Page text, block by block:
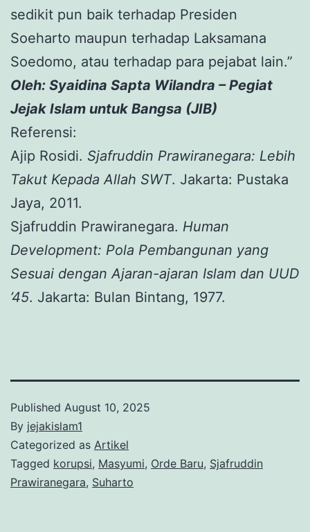
sedikit pun baik terhadap Presiden
Soeharto maupun terhadap Laksamana
Soedomo, atau terhadap para pejabat lain.”
Oleh: Syaidina Sapta Wilandra – Pegiat
Jejak Islam untuk Bangsa (JIB)
Referensi:
Ajip Rosidi. Sjafruddin Prawiranegara: Lebih
Takut Kepada Allah SWT. Jakarta: Pustaka
Jaya, 2011.
Sjafruddin Prawiranegara. Human
Development: Pola Pembangunan yang
Sesuai dengan Ajaran-ajaran Islam dan UUD
’45. Jakarta: Bulan Bintang, 1977.
Published August 10, 2025
By jejakislam1
Categorized as Artikel
Tagged korupsi, Masyumi, Orde Baru, Sjafruddin
Prawiranegara, Suharto